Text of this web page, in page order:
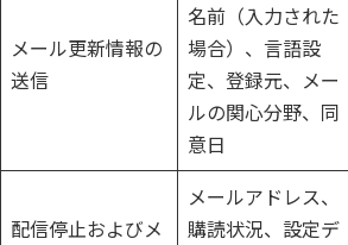
メール更新情報の
送信
名前（入力された
場合）、言語設
定、登録元、メー
ルの関心分野、同
意日
配信停止およびメ
メールアドレス、
購読状況、設定デ